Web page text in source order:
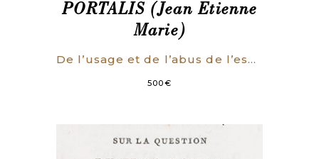
PORTALIS (Jean Etienne
Marie)
De l’usage et de l’abus de l’esprit philosophique durant le dix-huitième siècle. Précédé d’une notice sur la vie de l’auteur et d’un discours préliminaire.
500€